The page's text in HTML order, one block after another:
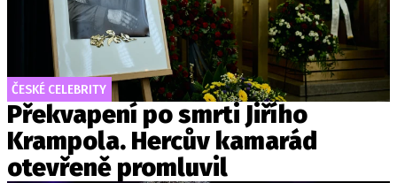
ČESKÉ CELEBRITY
Překvapení po smrti Jiřího
Krampola. Hercův kamarád
otevřeně promluvil